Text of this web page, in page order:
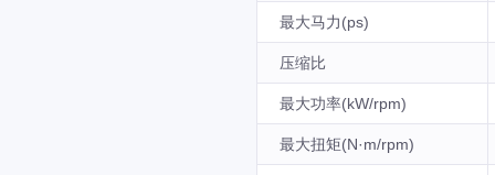
最大马力(ps)
压缩比
最大功率(kW/rpm)
最大扭矩(N·m/rpm)